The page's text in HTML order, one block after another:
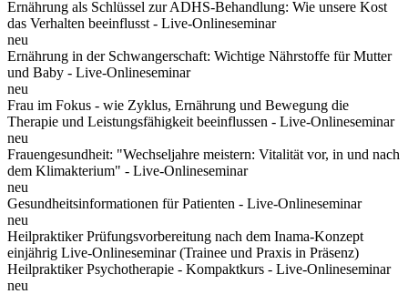
Ernährung als Schlüssel zur ADHS-Behandlung: Wie unsere Kost
das Verhalten beeinflusst - Live-Onlineseminar
neu
Ernährung in der Schwangerschaft: Wichtige Nährstoffe für Mutter
und Baby - Live-Onlineseminar
neu
Frau im Fokus - wie Zyklus, Ernährung und Bewegung die
Therapie und Leistungsfähigkeit beeinflussen - Live-Onlineseminar
neu
Frauengesundheit: "Wechseljahre meistern: Vitalität vor, in und nach
dem Klimakterium" - Live-Onlineseminar
neu
Gesundheitsinformationen für Patienten - Live-Onlineseminar
neu
Heilpraktiker Prüfungsvorbereitung nach dem Inama-Konzept
einjährig Live-Onlineseminar (Trainee und Praxis in Präsenz)
Heilpraktiker Psychotherapie - Kompaktkurs - Live-Onlineseminar
neu